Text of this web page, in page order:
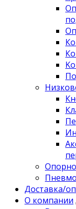
Доставка/
О компании